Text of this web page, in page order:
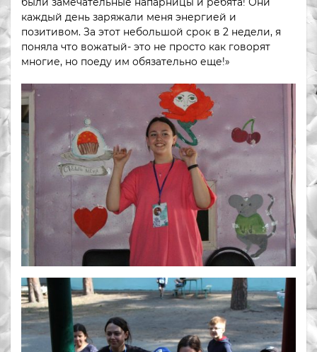
каждый день заряжали меня энергией и
позитивом. За этот небольшой срок в 2 недели, я
поняла что вожатый- это не просто как говорят
многие, но поеду им обязательно еще!»